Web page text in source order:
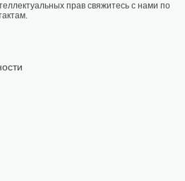
прав свяжитесь с нами по